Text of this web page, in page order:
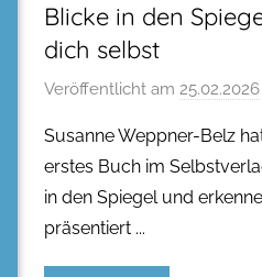
Blicke in den
dich selbst
Veröffentlicht am 25.02.2026
Susanne Weppner-Belz
erstes Buch im
in den Spiegel und
präsentiert